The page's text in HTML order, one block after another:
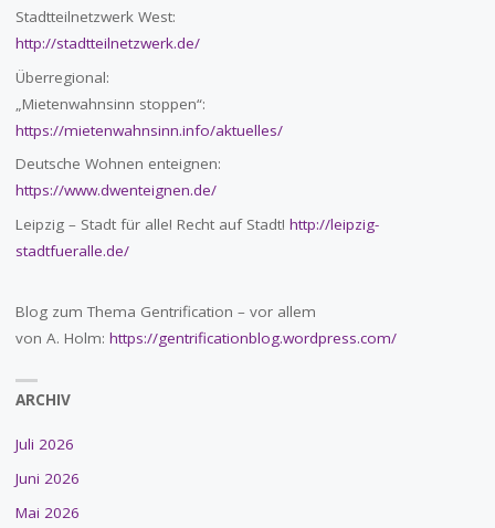
Stadtteilnetzwerk West:
http://stadtteilnetzwerk.de/
Überregional:
„Mietenwahnsinn stoppen“:
https://mietenwahnsinn.info/aktuelles/
Deutsche Wohnen enteignen:
https://www.dwenteignen.de/
Leipzig – Stadt für alle! Recht auf Stadt! http://leipzig-
stadtfueralle.de/
Blog zum Thema Gentrification – vor allem
von A. Holm: https://gentrificationblog.wordpress.com/
ARCHIV
Juli 2026
Juni 2026
Mai 2026